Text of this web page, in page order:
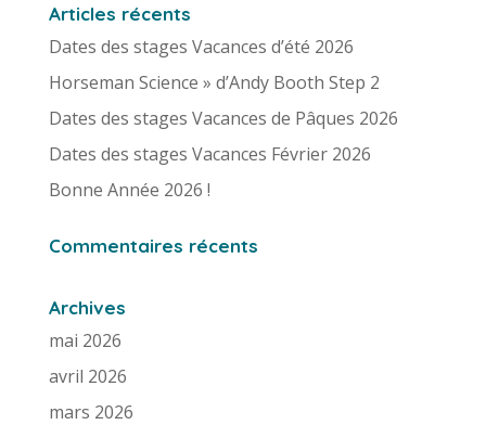
Articles récents
Dates des stages Vacances d’été 2026
Horseman Science » d’Andy Booth Step 2
Dates des stages Vacances de Pâques 2026
Dates des stages Vacances Février 2026
Bonne Année 2026 !
Commentaires récents
Archives
mai 2026
avril 2026
mars 2026